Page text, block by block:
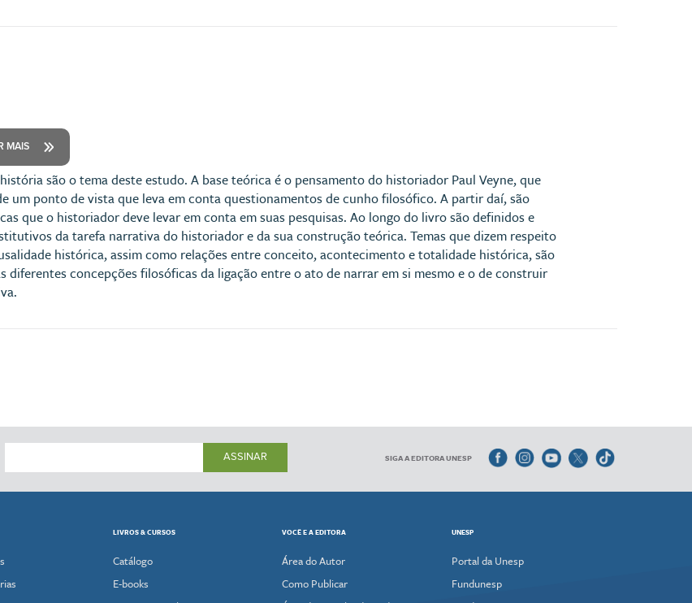
MAIS
são o tema deste estudo. A base teórica é o pensamento do historiador Paul Veyne, que
um ponto de vista que leva em conta questionamentos de cunho filosófico. A partir daí, são
que o historiador deve levar em conta em suas pesquisas. Ao longo do livro são definidos e
da tarefa narrativa do historiador e da sua construção teórica. Temas que dizem respeito
histórica, assim como relações entre conceito, acontecimento e totalidade histórica, são
diferentes concepções filosóficas da ligação entre o ato de narrar em si mesmo e o de construir
ASSINAR SIGA A EDITORA UNESP
LIVROS & CURSOS
Catálogo
E-books
VOCÊ E A EDITORA
Área do Autor
Como Publicar
UNESP
Portal da Unesp
Fundunesp